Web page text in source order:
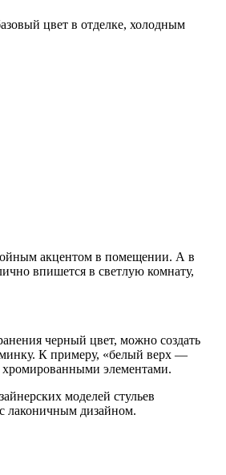
цвет в отделке, холодным
акцентом в помещении. А в
впишется в светлую комнату,
черный цвет, можно создать
К примеру, «белый верх —
элементами.
моделей стульев
лаконичным дизайном.